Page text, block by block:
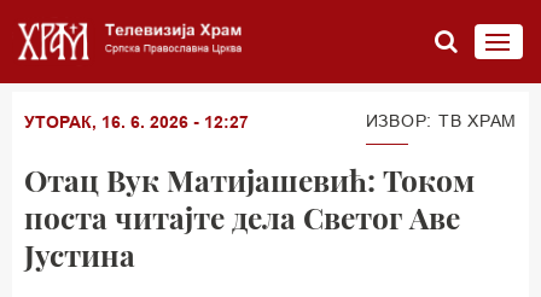
УТОРАК, 16. 6. 2026 - 12:27 ИЗВОР: TВ ХРАМ
Отац Вук Матијашевић: Током
поста читајте дела Светог Аве
Јустина